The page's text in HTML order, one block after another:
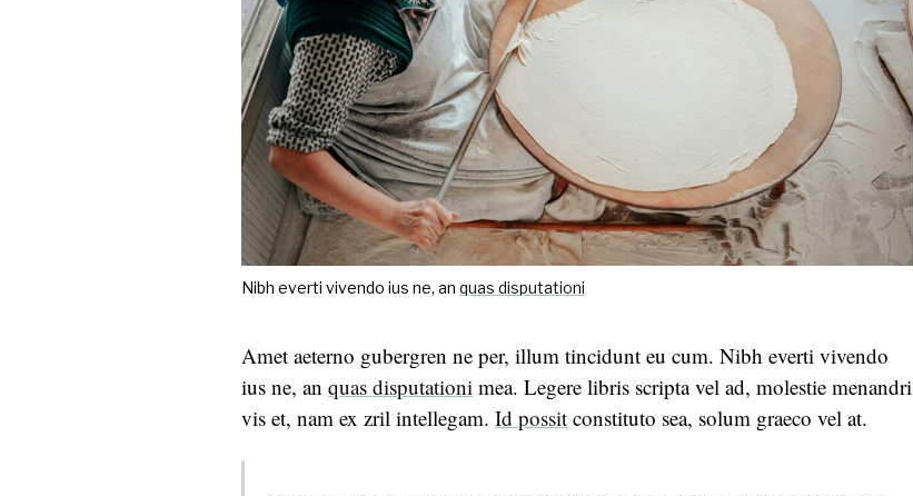
Nibh everti vivendo ius ne, an quas disputationi
Amet aeterno gubergren ne per, illum tincidunt eu cum. Nibh everti vivendo
ius ne, an quas disputationi mea. Legere libris scripta vel ad, molestie menandri
vis et, nam ex zril intellegam. Id possit constituto sea, solum graeco vel at.